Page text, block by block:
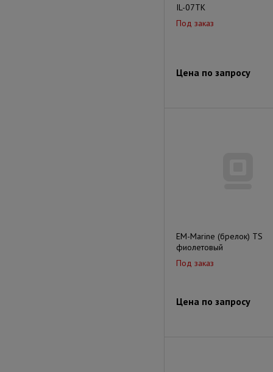
IL-07TK
Под заказ
Цена по запросу
EM-Marine (брелок) TS
фиолетовый
Под заказ
Цена по запросу